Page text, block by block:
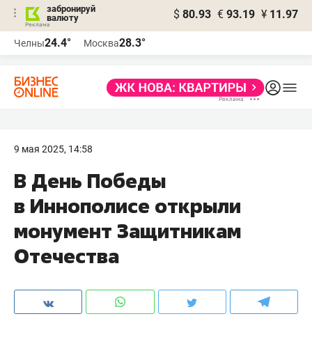
забронируй
валюту
$ 80.93 € 93.19 ¥ 11.97
Челны24.4° Москва28.3°
9 мая 2025, 14:58
В День Победы
в Иннополисе открыли
монумент Защитникам
Отечества